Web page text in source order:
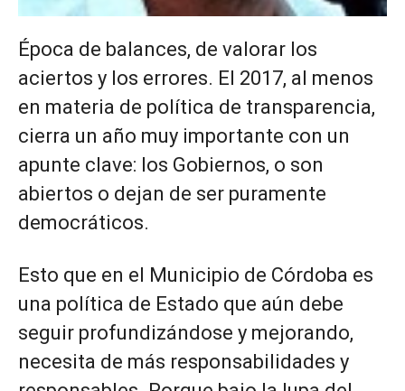
Época de balances, de valorar los
aciertos y los errores. El 2017, al menos
en materia de política de transparencia,
cierra un año muy importante con un
apunte clave: los Gobiernos, o son
abiertos o dejan de ser puramente
democráticos.
Esto que en el Municipio de Córdoba es
una política de Estado que aún debe
seguir profundizándose y mejorando,
necesita de más responsabilidades y